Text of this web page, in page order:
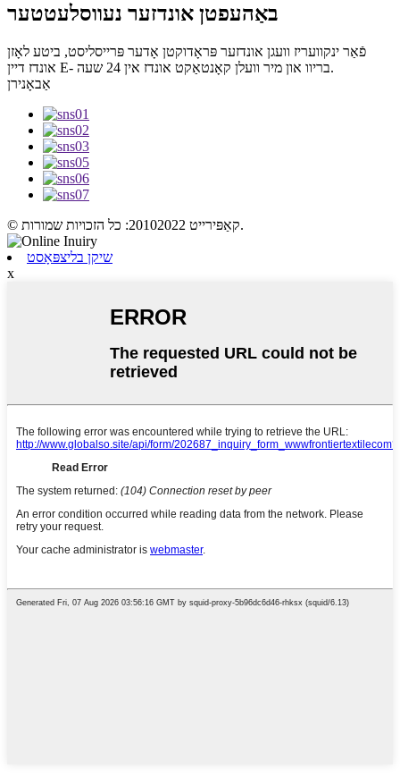
באַהעפטן אונדזער נעווסלעטטער
פֿאַר ינקוועריז וועגן אונדזער פּראָדוקטן אָדער פּרייסליסט, ביטע לאָזן
אונדז דיין E- בריוו און מיר וועלן קאָנטאַקט אונדז אין 24 שעה.
אַבאָנירן
© קאַפּירייט 20102022: כל הזכויות שמורות.
שיקן בליצפּאָסט
x